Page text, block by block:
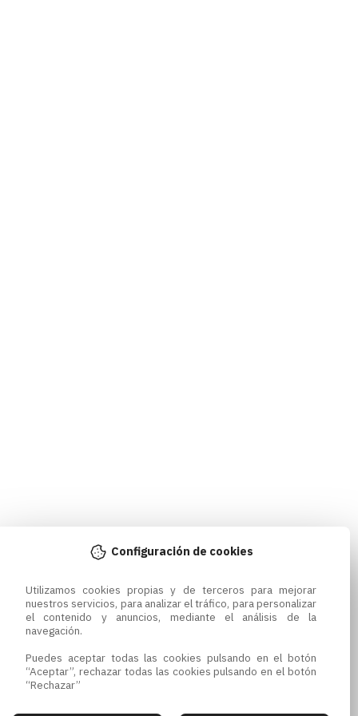
Configuración de cookies
Utilizamos cookies propias y de terceros para mejorar
nuestros servicios, para analizar el tráfico, para personalizar
el contenido y anuncios, mediante el análisis de la
navegación.
Puedes aceptar todas las cookies pulsando en el botón
“Aceptar”, rechazar todas las cookies pulsando en el botón
“Rechazar”